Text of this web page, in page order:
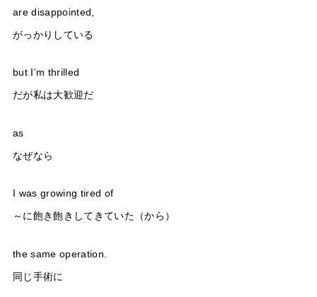
are disappointed,
がっかりしている
but I’m thrilled
だが私は大歓迎だ
as
なぜなら
I was growing tired of
～に飽き飽きしてきていた（から）
the same operation.
同じ手術に